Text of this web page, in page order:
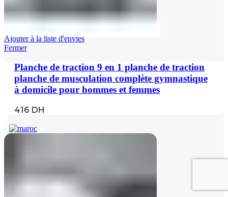
Ajouter à la liste d'envies
Fermer
Planche de traction 9 en 1 planche de traction
planche de musculation complète gymnastique
à domicile pour hommes et femmes
416 DH